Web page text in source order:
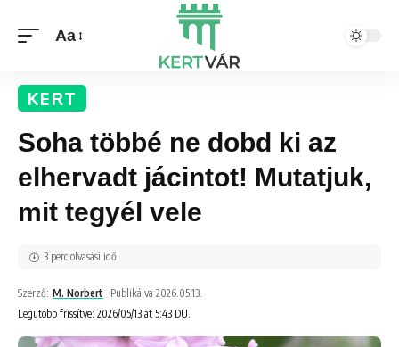
Aa
KERT
Soha többé ne dobd ki az
elhervadt jácintot! Mutatjuk,
mit tegyél vele
Legutóbb frissítve: 2026/05/13 at 5:43 DU.
Szerző: M. Norbert Publikálva 2026.05.13.
3 perc olvasási idő